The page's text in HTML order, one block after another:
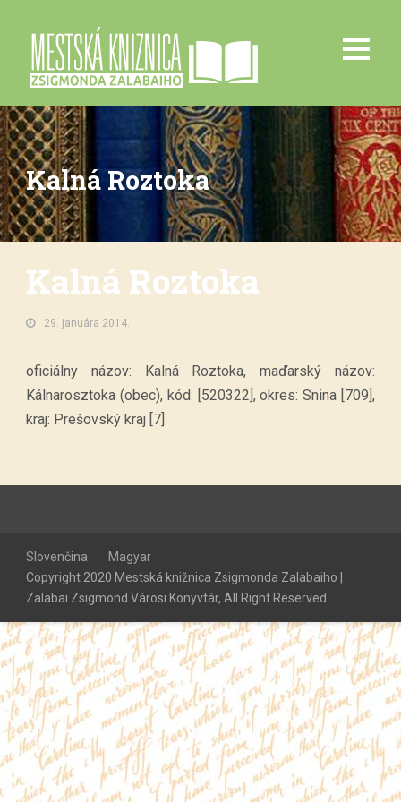
Kalná Roztoka
Kalná Roztoka
29. januára 2014.
oficiálny názov: Kalná Roztoka, maďarský názov:
Kálnarosztoka (obec), kód: [520322], okres: Snina [709],
kraj: Prešovský kraj [7]
Slovenčina
Magyar
Copyright 2020 Mestská knižnica Zsigmonda Zalabaiho |
Zalabai Zsigmond Városi Könyvtár, All Right Reserved